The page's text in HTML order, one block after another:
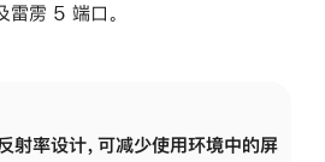
雷雳 5 端口。
射率设计，可减少使用环境中的屏